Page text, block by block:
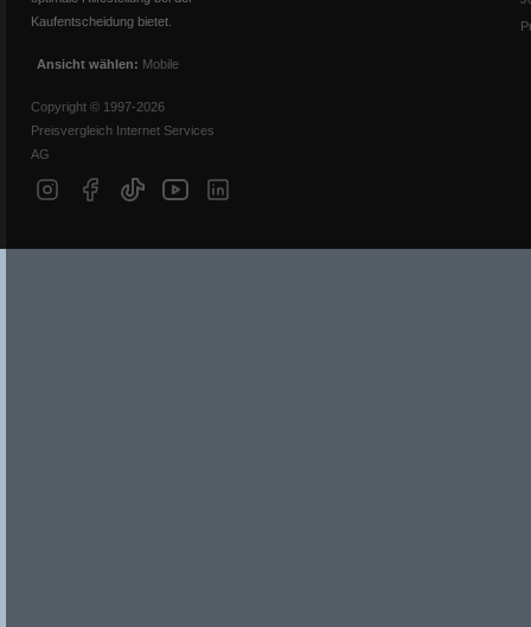
Kaufentscheidung bietet.
Ansicht wählen: Mobile
Copyright © 1997-2026
Preisvergleich Internet Services
AG